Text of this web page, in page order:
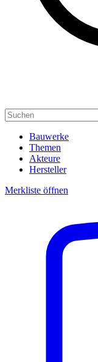
Bauwerke
Themen
Akteure
Hersteller
Merkliste öffnen